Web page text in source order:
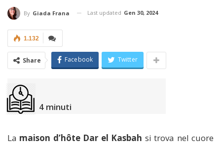
By Giada Frana Last updated Gen 30, 2024
1.132
Share Facebook Twitter
4 minuti
La maison d’hôte Dar el Kasbah si trova nel cuore